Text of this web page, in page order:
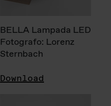
BELLA Lampada LED
Fotografo: Lorenz
Sternbach
Download